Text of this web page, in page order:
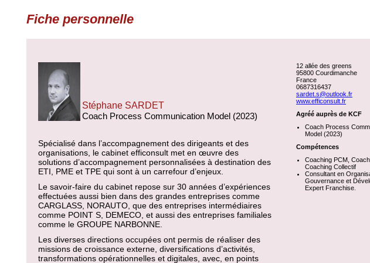
Fiche personnelle
Stéphane SARDET
Coach Process Communication Model (2023)
Spécialisé dans l’accompagnement des dirigeants et des
organisations, le cabinet efficonsult met en œuvre des
solutions d’accompagnement personnalisées à destination des
ETI, PME et TPE qui sont à un carrefour d’enjeux.
Le savoir-faire du cabinet repose sur 30 années d’expériences
effectuées aussi bien dans des grandes entreprises comme
CARGLASS, NORAUTO, que des entreprises intermédiaires
comme POINT S, DEMECO, et aussi des entreprises familiales
comme le GROUPE NARBONNE.
Les diverses directions occupées ont permis de réaliser des
missions de croissance externe, diversifications d’activités,
transformations opérationnelles et digitales, avec, en points
12 allée des greens
95800 Courdimanche
France
0687316437
sardet.s@outlook.fr
www.efficonsult.fr
Agréé auprès de KCF
Coach Process
Model (2023)
Compétences
Coaching PCM,
Coaching Collectif
Consultant en
Gouvernance et
Expert Franchise.